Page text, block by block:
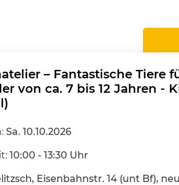
– Fantastische Tiere
von ca. 7 bis 12 Jahren -
Sa. 10.10.2026
10:00 - 13:30 Uhr
Eisenbahnstr. 14 (unt Bf),